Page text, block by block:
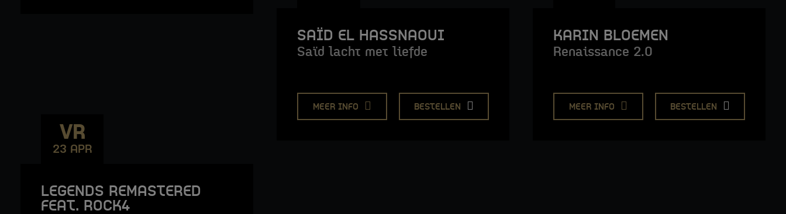
SAÏD EL HASSNAOUI
Saïd lacht met liefde
MEER INFO BESTELLEN
KARIN BLOEMEN
Renaissance 2.0
MEER INFO BESTELLEN
VR
23 APR
LEGENDS REMASTERED
FEAT. ROCK4